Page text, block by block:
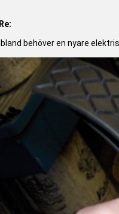
Re:
Ibland behöver en nyare